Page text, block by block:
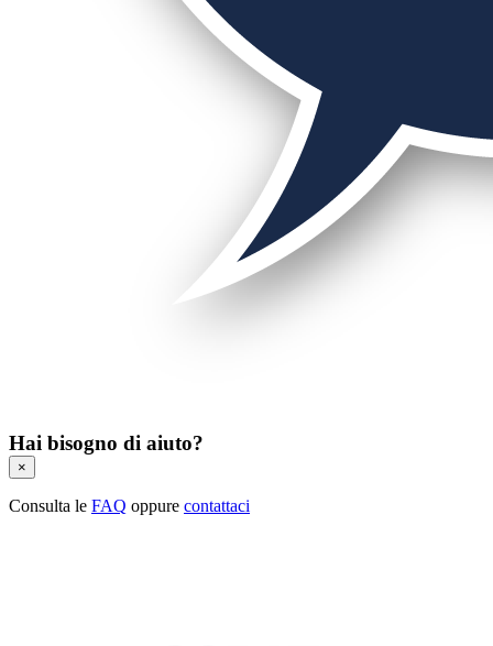
Hai bisogno di aiuto?
×
Consulta le FAQ oppure contattaci